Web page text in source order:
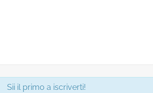
Sii il primo a iscriverti!